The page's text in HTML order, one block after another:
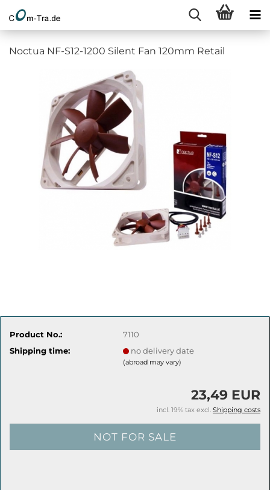
Noctua NF-S12-1200 Silent Fan 120mm Retail
Product No.:
7110
Shipping time:
no delivery date
(abroad may vary)
23,49 EUR
incl. 19% tax excl. Shipping costs